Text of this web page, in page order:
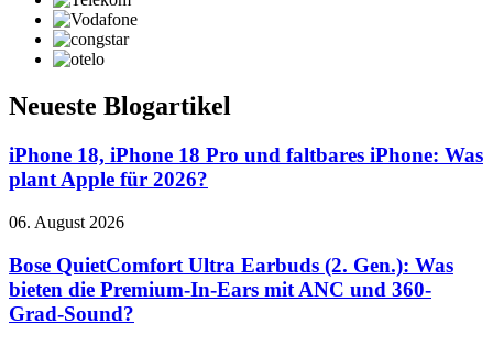
Neueste Blogartikel
iPhone 18, iPhone 18 Pro und faltbares iPhone: Was
plant Apple für 2026?
06. August 2026
Bose QuietComfort Ultra Earbuds (2. Gen.): Was
bieten die Premium-In-Ears mit ANC und 360-
Grad-Sound?